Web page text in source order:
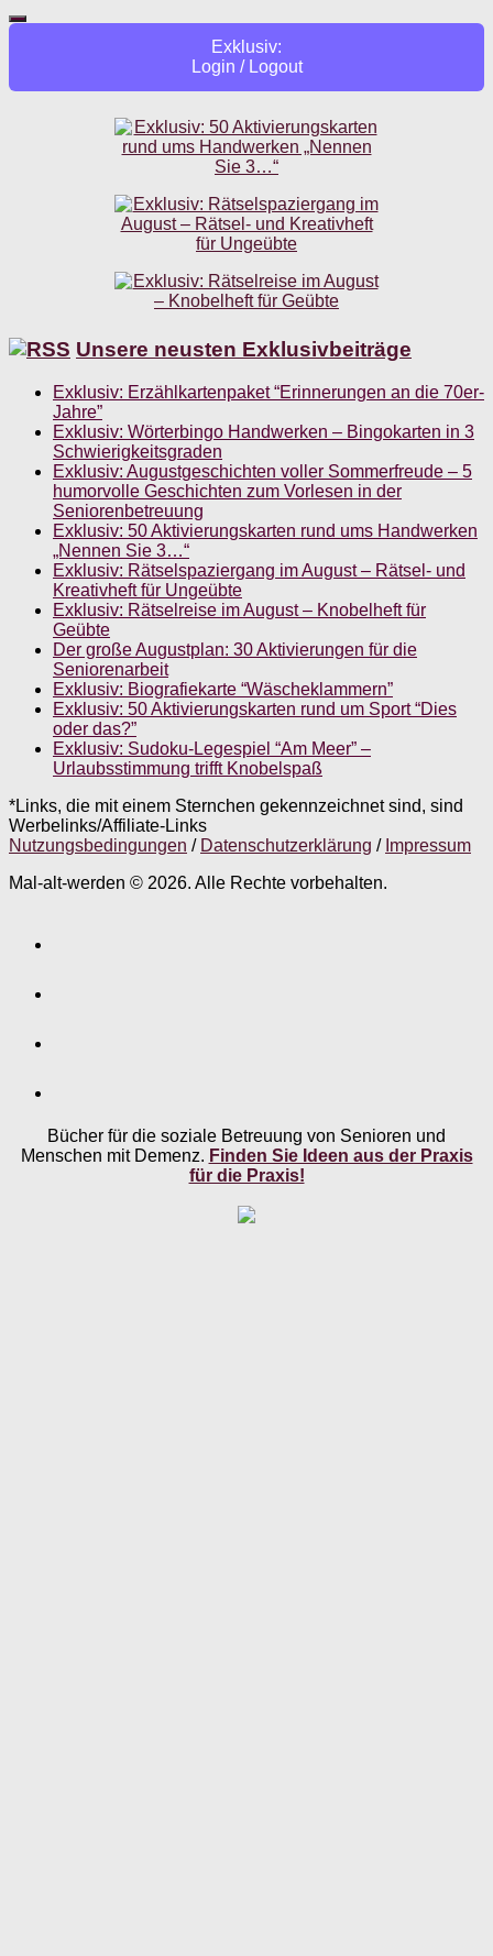
Exklusiv:
Login / Logout
Unsere neusten Exklusivbeiträge
Exklusiv: Erzählkartenpaket “Erinnerungen an die 70er-
Jahre”
Exklusiv: Wörterbingo Handwerken – Bingokarten in 3
Schwierigkeitsgraden
Exklusiv: Augustgeschichten voller Sommerfreude – 5
humorvolle Geschichten zum Vorlesen in der
Seniorenbetreuung
Exklusiv: 50 Aktivierungskarten rund ums Handwerken
„Nennen Sie 3…“
Exklusiv: Rätselspaziergang im August – Rätsel- und
Kreativheft für Ungeübte
Exklusiv: Rätselreise im August – Knobelheft für
Geübte
Der große Augustplan: 30 Aktivierungen für die
Seniorenarbeit
Exklusiv: Biografiekarte “Wäscheklammern”
Exklusiv: 50 Aktivierungskarten rund um Sport “Dies
oder das?”
Exklusiv: Sudoku-Legespiel “Am Meer” –
Urlaubsstimmung trifft Knobelspaß
*Links, die mit einem Sternchen gekennzeichnet sind, sind
Werbelinks/Affiliate-Links
Nutzungsbedingungen / Datenschutzerklärung / Impressum
Mal-alt-werden © 2026. Alle Rechte vorbehalten.
Bücher für die soziale Betreuung von Senioren und
Menschen mit Demenz. Finden Sie Ideen aus der Praxis
für die Praxis!